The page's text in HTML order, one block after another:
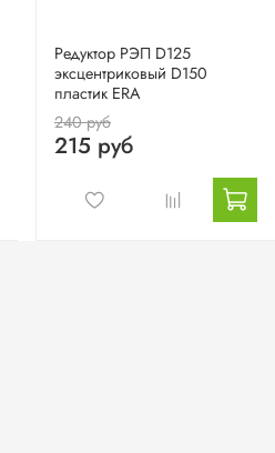
Редуктор РЭП D125
эксцентриковый D150
пластик ERA
240 руб
215 руб